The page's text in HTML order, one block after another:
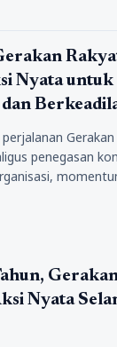
Nyata untuk
penegasan
Nyata